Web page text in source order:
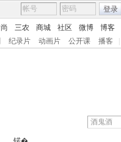
登录
三农 商城 社区 微博 博客
纪录片 动画片 公开课 播客